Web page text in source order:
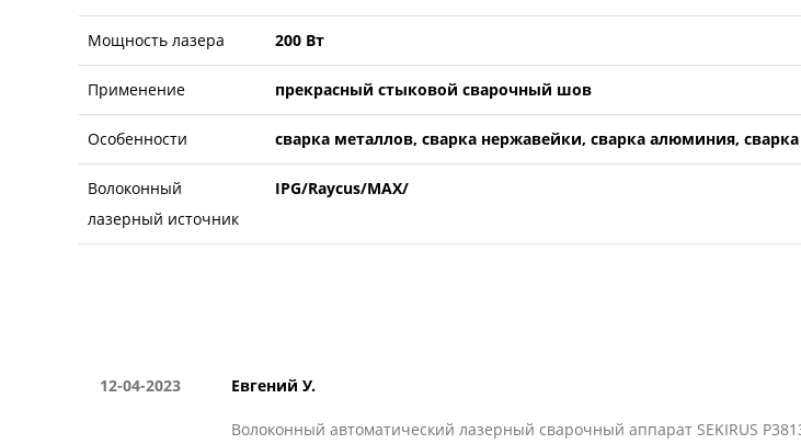
Мощность лазера 200 Вт
Применение прекрасный стыковой сварочный шов
Особенности сварка металлов, сварка нержавейки, сварка алюминия,
Волоконный
лазерный источник
IPG/Raycus/MAX/
12-04-2023 Евгений У.
Волоконный автоматический лазерный сварочный аппарат SEKIRUS